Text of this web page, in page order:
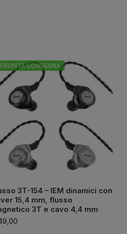
PRONTA CONSEGNA
3T-154 – IEM dinamici con
15,4 mm, flusso
3T e cavo 4,4 mm